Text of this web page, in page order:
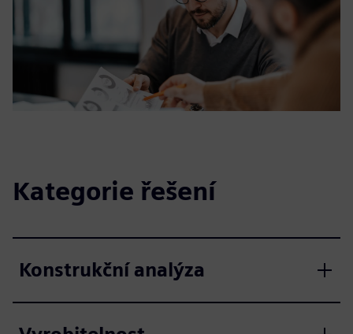
Kategorie řešení
Konstrukční analýza